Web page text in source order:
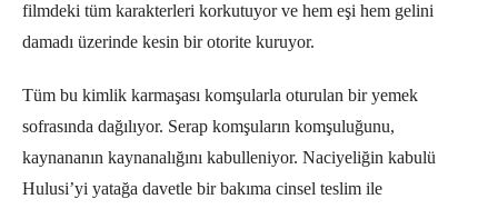
filmdeki tüm karakterleri korkutuyor ve hem eşi hem gelini
damadı üzerinde kesin bir otorite kuruyor.
Tüm bu kimlik karmaşası komşularla oturulan bir yemek
sofrasında dağılıyor. Serap komşuların komşuluğunu,
kaynananın kaynanalığını kabulleniyor. Naciyeliğin kabulü
Hulusi’yi yatağa davetle bir bakıma cinsel teslim ile